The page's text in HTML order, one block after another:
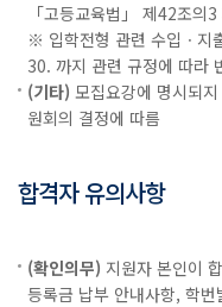
「고등교육법」 제42조의
※ 입학전형 관련 수입ㆍ지
30. 까지 관련 규정에 따라
(기타) 모집요강에 명시되
원회의 결정에 따름
합격자 유의사항
(확인의무) 지원자 본인이
등록금 납부 안내사항, 학